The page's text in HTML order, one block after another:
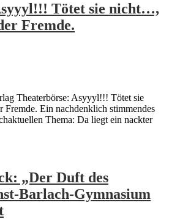
Tötet sie nicht…,
Fremde.
Theaterbörse: Asyyyl!!! Tötet sie
Ein nachdenklich stimmendes
Thema: Da liegt ein nackter
„Der Duft des
Barlach-Gymnasium